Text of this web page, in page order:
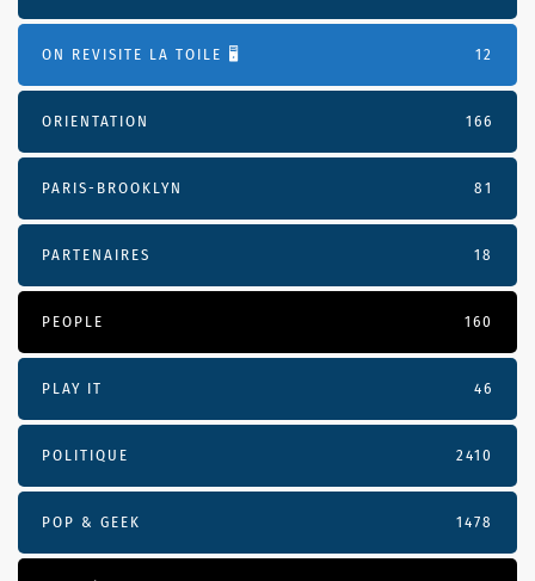
ON REVISITE LA TOILE 🖥️ 12
ORIENTATION 166
PARIS-BROOKLYN 81
PARTENAIRES 18
PEOPLE 160
PLAY IT 46
POLITIQUE 2410
POP & GEEK 1478